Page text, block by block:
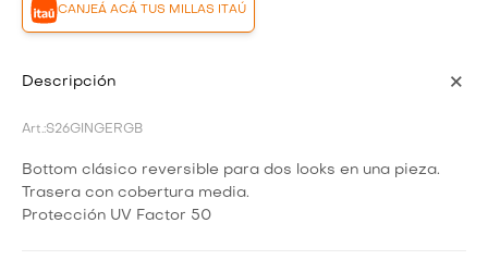
CANJEÁ ACÁ TUS MILLAS ITAÚ
Descripción
S26GINGERGB
Bottom clásico reversible para dos looks en una pieza.
Trasera con cobertura media.
Protección UV Factor 50